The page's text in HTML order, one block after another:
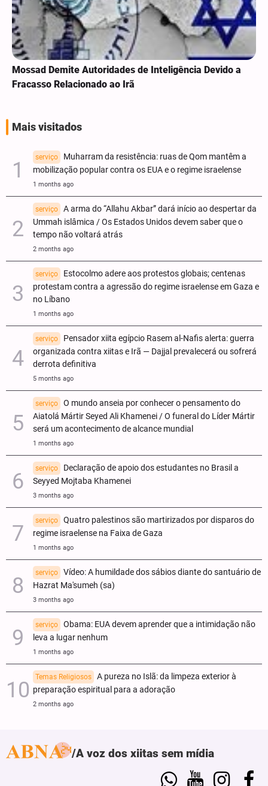
Mossad Demite Autoridades de Inteligência Devido a
Fracasso Relacionado ao Irã
Mais visitados
serviço
Muharram da resistência: ruas de Qom mantêm a
mobilização popular contra os EUA e o regime israelense
1 months ago
serviço
A arma do “Allahu Akbar” dará início ao despertar da
Ummah islâmica / Os Estados Unidos devem saber que o
tempo não voltará atrás
2 months ago
serviço
Estocolmo adere aos protestos globais; centenas
protestam contra a agressão do regime israelense em Gaza e
no Líbano
1 months ago
serviço
Pensador xiita egípcio Rasem al-Nafis alerta: guerra
organizada contra xiitas e Irã — Dajjal prevalecerá ou sofrerá
derrota definitiva
5 months ago
serviço
O mundo anseia por conhecer o pensamento do
Aiatolá Mártir Seyed Ali Khamenei / O funeral do Líder Mártir
será um acontecimento de alcance mundial
1 months ago
serviço
Declaração de apoio dos estudantes no Brasil a
Seyyed Mojtaba Khamenei
3 months ago
serviço
Quatro palestinos são martirizados por disparos do
regime israelense na Faixa de Gaza
1 months ago
serviço
Vídeo: A humildade dos sábios diante do santuário de
Hazrat Ma'sumeh (sa)
3 months ago
serviço
Obama: EUA devem aprender que a intimidação não
leva a lugar nenhum
1 months ago
Temas Religiosos
A pureza no Islã: da limpeza exterior à
preparação espiritual para a adoração
2 months ago
A voz dos xiitas sem mídia